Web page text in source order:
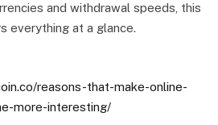
and withdrawal speeds, this
everything at a glance.
reasons-that-make-online-
more-interesting/